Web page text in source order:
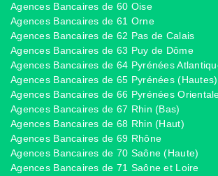
Agences Bancaires de 60 Oise
Agences Bancaires de 61 Orne
Agences Bancaires de 62 Pas de Calais
Agences Bancaires de 63 Puy de Dôme
Agences Bancaires de 64 Pyrénées
Agences Bancaires de 65 Pyrénées (Hautes)
Agences Bancaires de 66 Pyrénées
Agences Bancaires de 67 Rhin (Bas)
Agences Bancaires de 68 Rhin (Haut)
Agences Bancaires de 69 Rhône
Agences Bancaires de 70 Saône (Haute)
Agences Bancaires de 71 Saône et Loire